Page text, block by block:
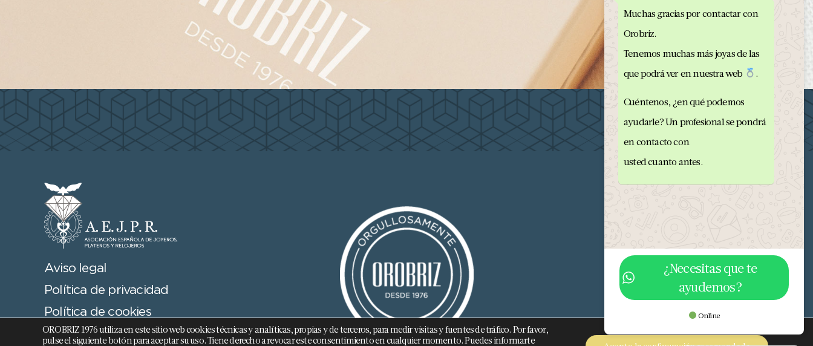
Aviso legal
Política de privacidad
Política de cookies
Términos y Condiciones
682 293 876
info@orobriz.es
OROBRIZ 1976 - 2026 ©
OROBRIZ 1976 utiliza en este sitio web cookies técnicas y analíticas, propias y de terceros, para medir visitas y fuentes de tráfico. Por favor,
pulse el siguiente botón para aceptar su uso. Tiene derecho a revocar este consentimiento en cualquier momento. Puedes informarte
Muchas gracias por contactar con
Orobriz.
Tenemos muchas más joyas de las
que podrá ver en nuestra web
.
Cuéntenos, ¿en qué podemos
ayudarle? Un profesional se pondrá
en contacto con
usted cuanto antes.
¿Necesitas que te
ayudemos?
Online